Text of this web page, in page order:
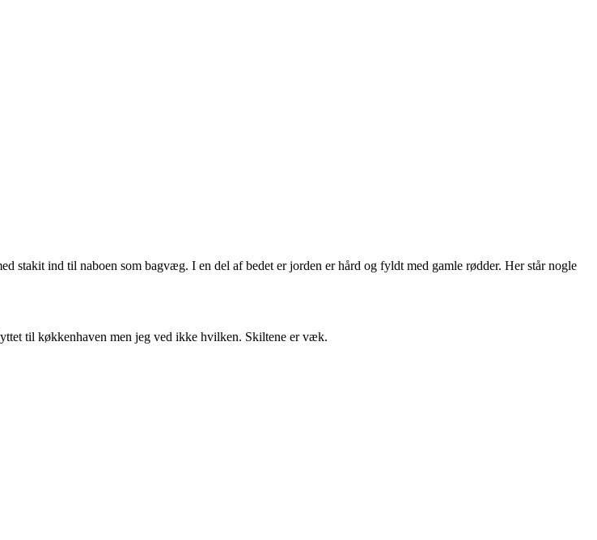
stakit ind til naboen som bagvæg. I en del af bedet er jorden er hård og fyldt med gamle rødder. Her står nogle
til køkkenhaven men jeg ved ikke hvilken. Skiltene er væk.